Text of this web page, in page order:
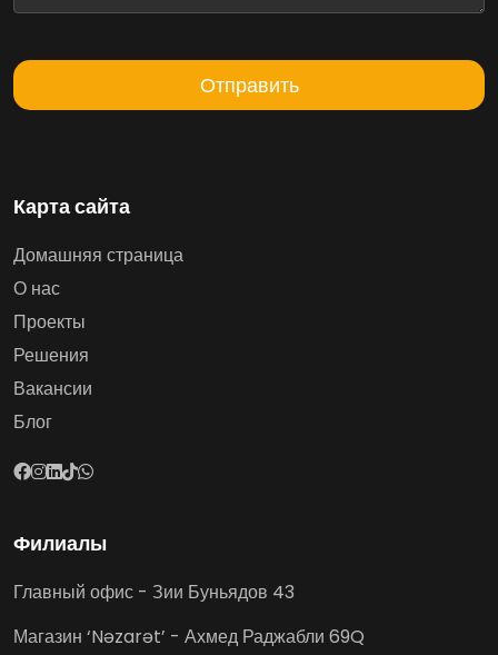
Отправить
Карта сайта
Домашняя страница
О нас
Проекты
Решения
Вакансии
Блог
Филиалы
Главный офис - Зии Буньядов 43
Магазин ‘Nəzarət’ - Ахмед Раджабли 69Q